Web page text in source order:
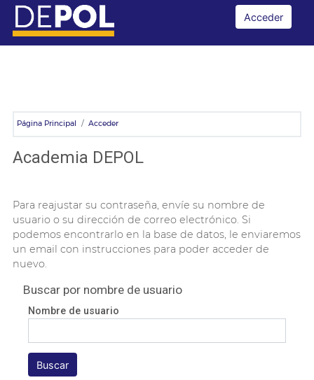
Salta al contenido principal
Academia DEPOL Acceder
Página Principal Acceder
Academia DEPOL
Para reajustar su contraseña, envíe su nombre de
usuario o su dirección de correo electrónico. Si
podemos encontrarlo en la base de datos, le enviaremos
un email con instrucciones para poder acceder de
nuevo.
Buscar por nombre de usuario
Nombre de usuario